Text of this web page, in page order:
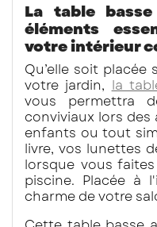
La table
éléments
votre intérieur
Qu’elle soit
votre jardin, la
vous permettra
conviviaux lors
enfants ou tout
livre, vos lunettes
lorsque vous
piscine. Placée à
charme de votre